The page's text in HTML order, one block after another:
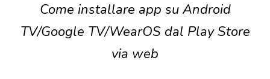
Come installare app su Android
TV/Google TV/WearOS dal Play Store
via web